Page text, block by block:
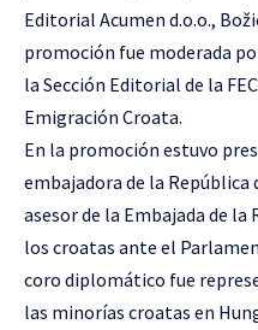
Editorial Acumen d.o.o.,
promoción fue moderada
la Sección Editorial de la
Emigración Croata.
En la promoción estuvo
embajadora de la República
asesor de la Embajada de la
los croatas ante el
coro diplomático fue
las minorías croatas en